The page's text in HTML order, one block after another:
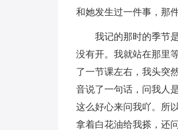
和她发生过一件事，那
我记的那时的季节
没有开。我就站在那里
了一节课左右，我头突
音说了一句话，问我人
这么好心来问我吖。所
拿着白花油给我搽，还